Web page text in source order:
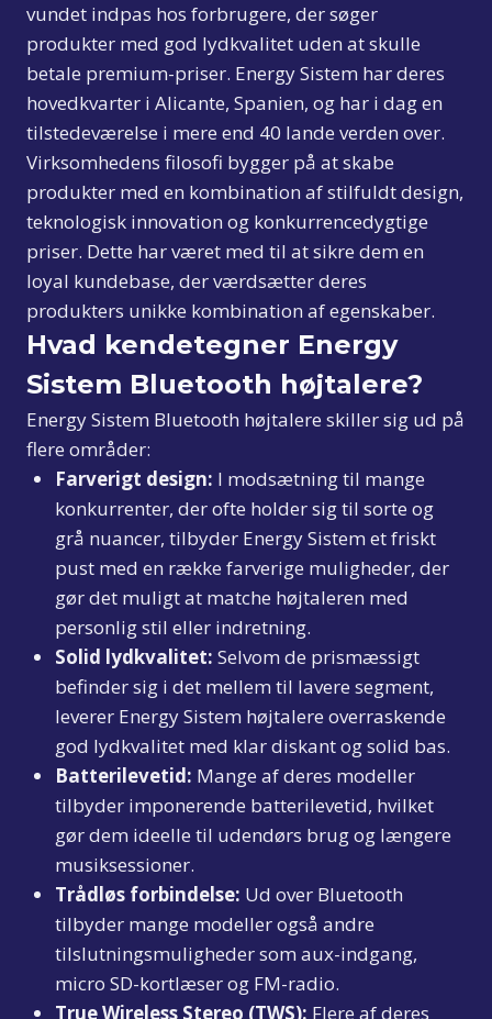
vundet indpas hos forbrugere, der søger
produkter med god lydkvalitet uden at skulle
betale premium-priser. Energy Sistem har deres
hovedkvarter i Alicante, Spanien, og har i dag en
tilstedeværelse i mere end 40 lande verden over.
Virksomhedens filosofi bygger på at skabe
produkter med en kombination af stilfuldt design,
teknologisk innovation og konkurrencedygtige
priser. Dette har været med til at sikre dem en
loyal kundebase, der værdsætter deres
produkters unikke kombination af egenskaber.
Hvad kendetegner Energy
Sistem Bluetooth højtalere?
Energy Sistem Bluetooth højtalere skiller sig ud på
flere områder:
Farverigt design: I modsætning til mange
konkurrenter, der ofte holder sig til sorte og
grå nuancer, tilbyder Energy Sistem et friskt
pust med en række farverige muligheder, der
gør det muligt at matche højtaleren med
personlig stil eller indretning.
Solid lydkvalitet: Selvom de prismæssigt
befinder sig i det mellem til lavere segment,
leverer Energy Sistem højtalere overraskende
god lydkvalitet med klar diskant og solid bas.
Batterilevetid: Mange af deres modeller
tilbyder imponerende batterilevetid, hvilket
gør dem ideelle til udendørs brug og længere
musiksessioner.
Trådløs forbindelse: Ud over Bluetooth
tilbyder mange modeller også andre
tilslutningsmuligheder som aux-indgang,
micro SD-kortlæser og FM-radio.
True Wireless Stereo (TWS): Flere af deres